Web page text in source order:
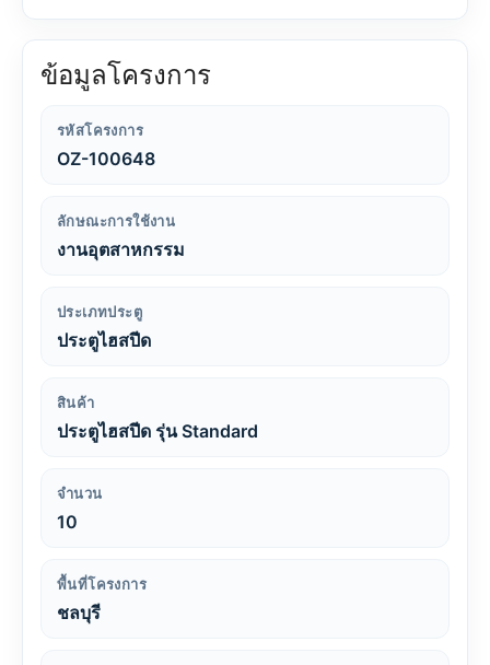
ข้อมูลโครงการ
รหัสโครงการ
OZ-100648
ลักษณะการใช้งาน
งานอุตสาหกรรม
ประเภทประตู
ประตูไฮสปีด
สินค้า
ประตูไฮสปีด รุ่น Standard
จำนวน
10
พื้นที่โครงการ
ชลบุรี